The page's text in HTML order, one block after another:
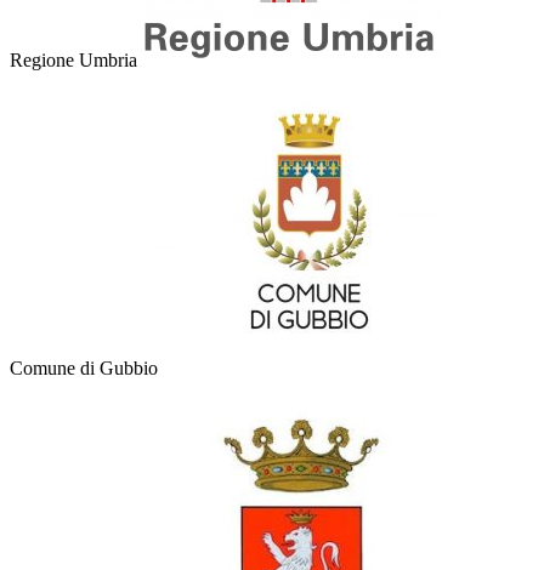
Regione Umbria
Comune di Gubbio